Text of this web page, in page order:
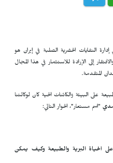
النفايات الحضرية الصلبة في إيران هو
إلى الإرادة للاستثمار في هذا المجال
المتقدمة.
على البيئة والكائنات الحية كان لوكالتنا
"اسم مستعار"، الحوار التالي:
الحياة البرية والطبيعة وكيف يمكن